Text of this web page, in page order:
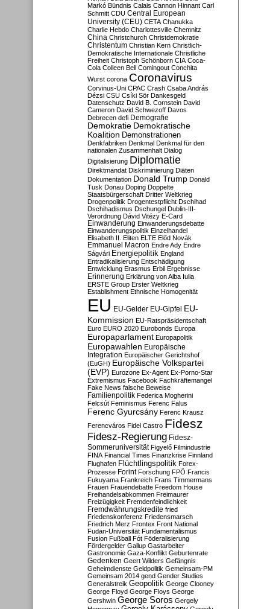
Markó Bündnis Calais Cannon Hinnant Carl
Schmitt CDU Central European
University (CEU) CETA Chanukka
Charlie Hebdo Charlottesville Chemnitz
China Christchurch Christdemokratie
Christentum Christian Kern Christlich-
Demokratische Internationale Christliche
Freiheit Christoph Schönborn CIA Coca-
Cola Colleen Bell Comingout Conchita
Wurst corona Coronavirus
Corvinus-Uni CPAC Crash Csaba András
Dézsi CSU Csíki Sör Dankesgeld
Datenschutz David B. Cornstein David
Cameron David Schwezoff Davos
Debrecen defi Demografie
Demokratie Demokratische
Koalition Demonstrationen
Denkfabriken Denkmal Denkmal für den
nationalen Zusammenhalt Dialog
Digitalisierung Diplomatie
Direktmandat Diskriminierung Diäten
Dokumentation Donald Trump Donald
Tusk Donau Doping Doppelte
Staatsbürgerschaft Dritter Weltkrieg
Drogenpolitik Drogentestpflicht Dschihad
Dschihadismus Dschungel Dublin-III-
Verordnung Dávid Vitézy E-Card
Einwanderung Einwanderungsdebatte
Einwanderungspolitik Einzelhandel
Elisabeth II. Eliten ELTE Előd Novák
Emmanuel Macron Endre Ady Endre
Ságvári Energiepolitik England
Entradikalisierung Entschädigung
Entwicklung Erasmus Erbil Ergebnisse
Erinnerung Erklärung von Alba Iulia
ERSTE Group Erster Weltkrieg
Establishment Ethnische Homogenität
EU EU-Gelder EU-Gipfel EU-
Kommission EU-Ratspräsidentschaft
Euro EURO 2020 Eurobonds Europa
Europaparlament Europapolitik
Europawahlen Europäische
Integration Europäischer Gerichtshof
(EuGH) Europäische Volkspartei
(EVP) Eurozone Ex-Agent Ex-Porno-Star
Extremismus Facebook Fachkräftemangel
Fake News falsche Beweise
Familienpolitik Federica Mogherini
Felcsút Feminismus Ferenc Falus
Ferenc Gyurcsány Ferenc Krausz
Ferencváros Fidel Castro Fidesz
Fidesz-Regierung Fidesz-
Sommeruniversität Figyelő Filmindustrie
FINA Financial Times Finanzkrise Finnland
Flughafen Flüchtlingspolitik Forex-
Prozesse Forint Forschung FPÖ Francis
Fukuyama Frankreich Frans Timmermans
Frauen Frauendebatte Freedom House
Freihandelsabkommen Freimaurer
Freizügigkeit Fremdenfeindlichkeit
Fremdwährungskredite fried
Friedenskonferenz Friedensmarsch
Friedrich Merz Frontex Front National
Fudan-Universität Fundamentalismus
Fusion Fußball Fót Föderalisierung
Fördergelder Gallup Gastarbeiter
Gastronomie Gaza-Konflikt Geburtenrate
Gedenken Geert Wilders Gefängnis
Geheimdienste Geldpolitik Gemeinsam-PM
Gemeinsam 2014 gend Gender Studies
Generalstreik Geopolitik George Clooney
George Floyd George Floys George
Gershwin George Soros Gergely